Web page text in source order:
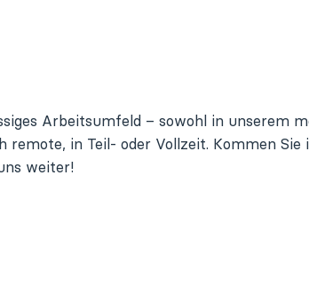
Arbeitsumfeld – sowohl in unserem
remote, in Teil- oder Vollzeit. Kommen Sie
weiter!